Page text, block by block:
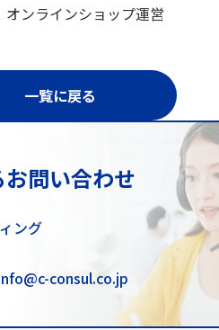
ンラインショップ運営
一覧に戻る
問い合わせ
ング
consul.co.jp